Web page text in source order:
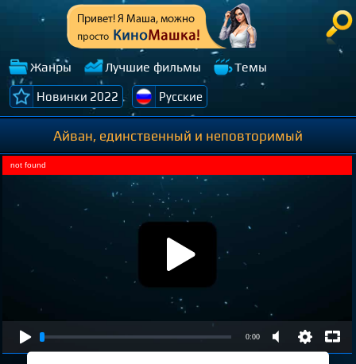
Жанры Лучшие фильмы Темы
Новинки 2022 Русские
Айван, единственный и неповторимый
0:00
not found